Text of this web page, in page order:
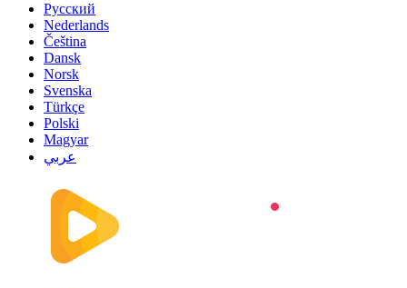
Русский
Nederlands
Čeština
Dansk
Norsk
Svenska
Türkçe
Polski
Magyar
عربي